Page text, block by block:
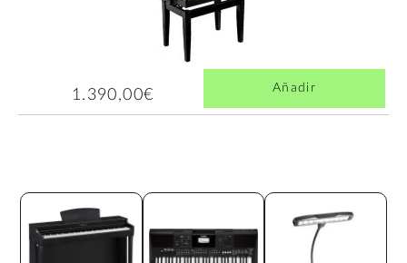
1.390,00€ Añadir